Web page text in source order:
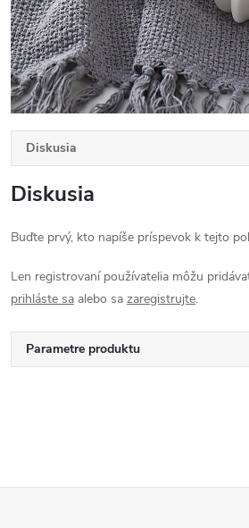
Diskusia
Diskusia
Buďte prvý, kto napíše príspevok k tejto
Len registrovaní používatelia môžu
prihláste sa alebo sa zaregistrujte.
Parametre produktu